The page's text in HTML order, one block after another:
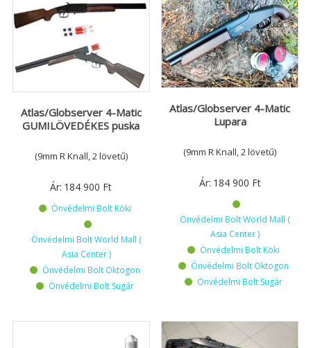
Atlas/Globserver 4-Matic
GUMILÖVEDÉKES puska
(9mm R Knall, 2 lövetű)
Ár: 184 900 Ft
Önvédelmi Bolt Köki
Önvédelmi Bolt World Mall (
Asia Center )
Önvédelmi Bolt Oktogon
Önvédelmi Bolt Sugár
Atlas/Globserver 4-Matic
Lupara
(9mm R Knall, 2 lövetű)
Ár: 184 900 Ft
Önvédelmi Bolt World Mall (
Asia Center )
Önvédelmi Bolt Köki
Önvédelmi Bolt Oktogon
Önvédelmi Bolt Sugár